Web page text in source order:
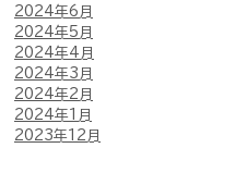
2024年6月
2024年5月
2024年4月
2024年3月
2024年2月
2024年1月
2023年12月